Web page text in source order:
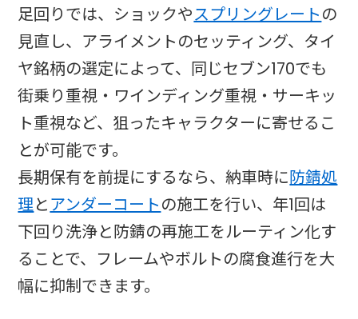
足回りでは、ショックやスプリングレートの
見直し、アライメントのセッティング、タイ
ヤ銘柄の選定によって、同じセブン170でも
街乗り重視・ワインディング重視・サーキッ
ト重視など、狙ったキャラクターに寄せるこ
とが可能です。
長期保有を前提にするなら、納車時に防錆処
理とアンダーコートの施工を行い、年1回は
下回り洗浄と防錆の再施工をルーティン化す
ることで、フレームやボルトの腐食進行を大
幅に抑制できます。